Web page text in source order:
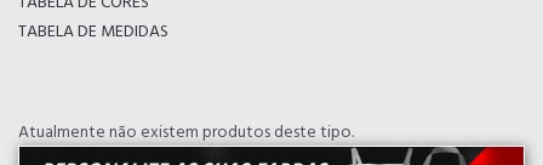
TABELA DE MEDIDAS
Atualmente não existem produtos deste tipo.